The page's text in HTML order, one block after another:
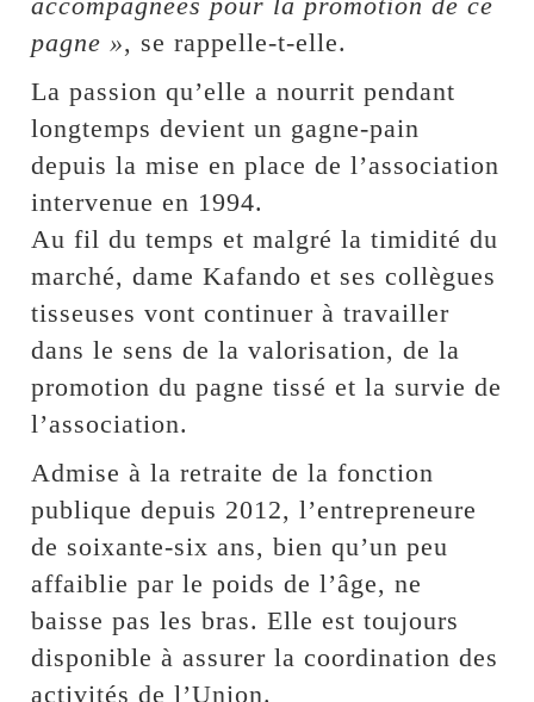
pagne », se rappelle-t-elle.
La passion qu’elle a nourrit pendant
longtemps devient un gagne-pain
depuis la mise en place de l’association
intervenue en 1994.
Au fil du temps et malgré la timidité du
marché, dame Kafando et ses collègues
tisseuses vont continuer à travailler
dans le sens de la valorisation, de la
promotion du pagne tissé et la survie de
l’association.
Admise à la retraite de la fonction
publique depuis 2012, l’entrepreneure
de soixante-six ans, bien qu’un peu
affaiblie par le poids de l’âge, ne
baisse pas les bras. Elle est toujours
disponible à assurer la coordination des
activités de l’Union.